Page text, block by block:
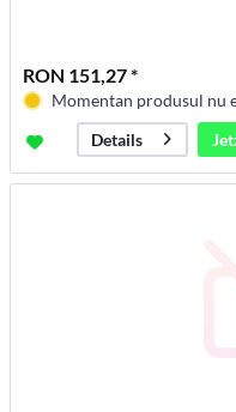
RON 151,27 *
Momentan produsul nu
Details